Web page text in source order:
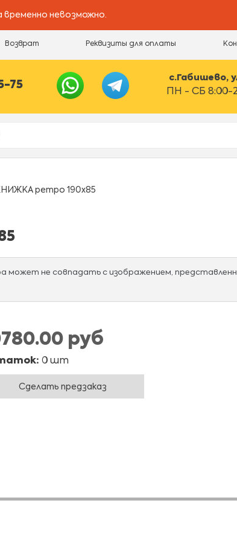
временно невозможно.
Возврат Реквизиты для оплаты
75
с.Габишево,
ПН - СБ 8:00-
ретро 190х85
может не совпадать с изображением,
руб
0 шт
Сделать предзаказ